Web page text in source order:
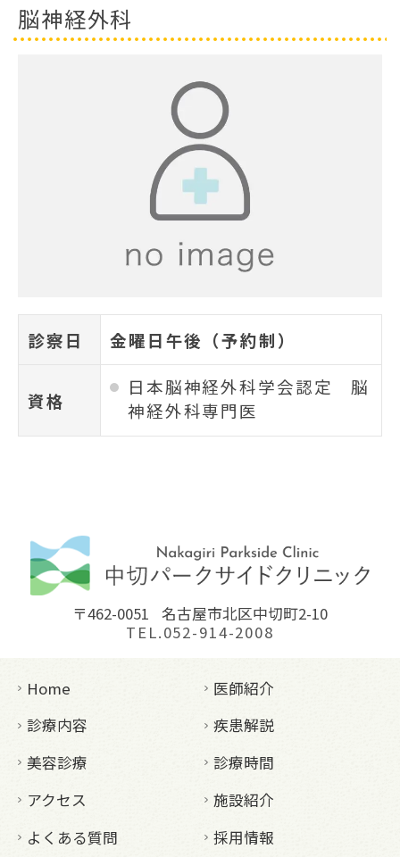
脳神経外科
診察日 金曜日午後（予約制）
資格
日本脳神経外科学会認定 脳
神経外科専門医
〒462-0051
名古屋市北区中切町2-10
TEL.052-914-2008
Home
医師紹介
診療内容
疾患解説
美容診療
診療時間
アクセス
施設紹介
よくある質問
採用情報